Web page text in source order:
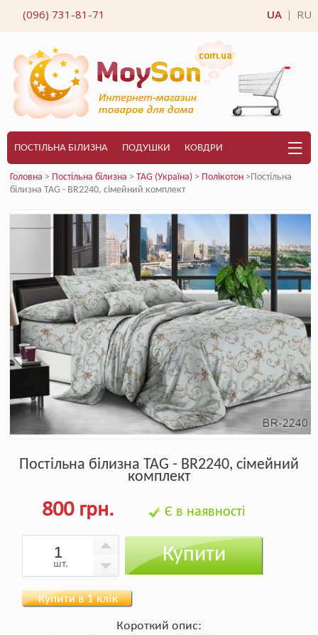
(096) 731-81-71 UA RU
ПОСТІЛЬНА БІЛИЗНА ПОДУШКИ КОВДРИ
Головна > Постільна білизна > TAG (Україна) > Полікотон >Постільна
білизна TAG - BR2240, сімейний комплект
Постільна білизна TAG - BR2240, сімейний
комплект
800 грн. Є в наявності
шт. Купити
Короткий опис: